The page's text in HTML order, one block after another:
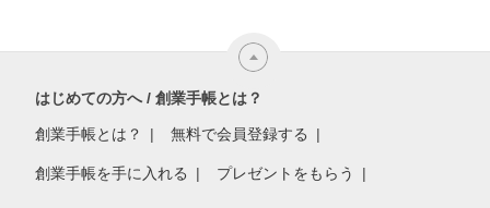
はじめての方へ / 創業手帳とは？
創業手帳とは？ 無料で会員登録する
創業手帳を手に入れる プレゼントをもらう